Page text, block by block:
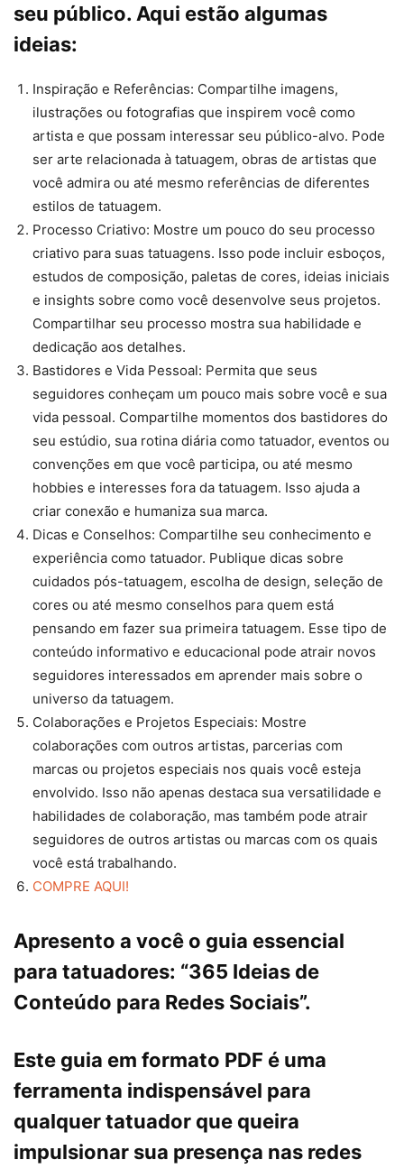
seu público. Aqui estão algumas
ideias:
Inspiração e Referências: Compartilhe imagens,
ilustrações ou fotografias que inspirem você como
artista e que possam interessar seu público-alvo. Pode
ser arte relacionada à tatuagem, obras de artistas que
você admira ou até mesmo referências de diferentes
estilos de tatuagem.
Processo Criativo: Mostre um pouco do seu processo
criativo para suas tatuagens. Isso pode incluir esboços,
estudos de composição, paletas de cores, ideias iniciais
e insights sobre como você desenvolve seus projetos.
Compartilhar seu processo mostra sua habilidade e
dedicação aos detalhes.
Bastidores e Vida Pessoal: Permita que seus
seguidores conheçam um pouco mais sobre você e sua
vida pessoal. Compartilhe momentos dos bastidores do
seu estúdio, sua rotina diária como tatuador, eventos ou
convenções em que você participa, ou até mesmo
hobbies e interesses fora da tatuagem. Isso ajuda a
criar conexão e humaniza sua marca.
Dicas e Conselhos: Compartilhe seu conhecimento e
experiência como tatuador. Publique dicas sobre
cuidados pós-tatuagem, escolha de design, seleção de
cores ou até mesmo conselhos para quem está
pensando em fazer sua primeira tatuagem. Esse tipo de
conteúdo informativo e educacional pode atrair novos
seguidores interessados em aprender mais sobre o
universo da tatuagem.
Colaborações e Projetos Especiais: Mostre
colaborações com outros artistas, parcerias com
marcas ou projetos especiais nos quais você esteja
envolvido. Isso não apenas destaca sua versatilidade e
habilidades de colaboração, mas também pode atrair
seguidores de outros artistas ou marcas com os quais
você está trabalhando.
COMPRE AQUI!
Apresento a você o guia essencial
para tatuadores: “365 Ideias de
Conteúdo para Redes Sociais”.
Este guia em formato PDF é uma
ferramenta indispensável para
qualquer tatuador que queira
impulsionar sua presença nas redes